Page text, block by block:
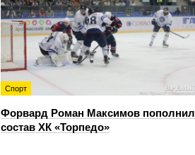
Спорт
Форвард Роман Максимов пополнил
состав ХК «Торпедо»